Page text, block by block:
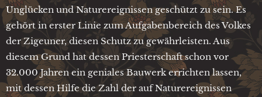
Unglücken und Naturereignissen geschützt zu sein. Es
gehört in erster Linie zum Aufgabenbereich des Volkes
der Zigeuner, diesen Schutz zu gewährleisten. Aus
diesem Grund hat dessen Priesterschaft schon vor
32.000 Jahren ein geniales Bauwerk errichten lassen,
mit dessen Hilfe die Zahl der auf Naturereignissen